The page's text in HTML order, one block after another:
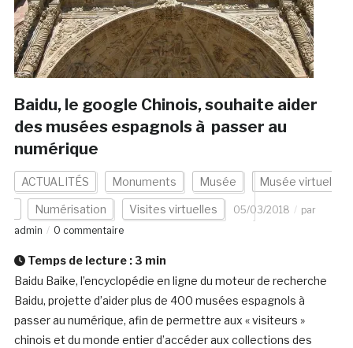
Baidu, le google Chinois, souhaite aider
des musées espagnols à passer au
numérique
ACTUALITÉS Monuments Musée Musée virtuel
Numérisation Visites virtuelles 05/03/2018
par
admin
0 commentaire
Temps de lecture : 3 min
Baidu Baike, l’encyclopédie en ligne du moteur de recherche
Baidu, projette d’aider plus de 400 musées espagnols à
passer au numérique, afin de permettre aux « visiteurs »
chinois et du monde entier d’accéder aux collections des